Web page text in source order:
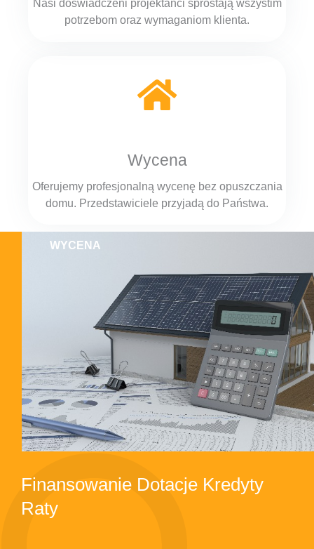
Nasi doświadczeni projektanci sprostają wszystim
potrzebom oraz wymaganiom klienta.
Wycena
Oferujemy profesjonalną wycenę bez opuszczania
domu. Przedstawiciele przyjadą do Państwa.
Finansowanie Dotacje Kredyty
Raty
WYCENA